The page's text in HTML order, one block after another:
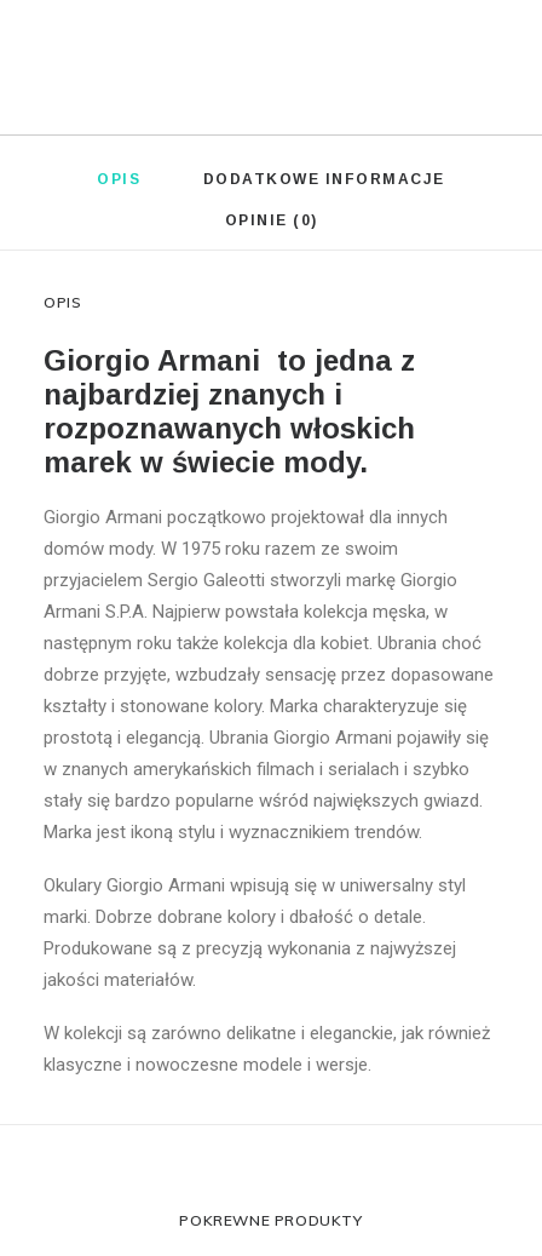
OPIS DODATKOWE INFORMACJE
OPINIE (0)
OPIS
Giorgio Armani to jedna z
najbardziej znanych i
rozpoznawanych włoskich
marek w świecie mody.
Giorgio Armani początkowo projektował dla innych
domów mody. W 1975 roku razem ze swoim
przyjacielem Sergio Galeotti stworzyli markę Giorgio
Armani S.P.A. Najpierw powstała kolekcja męska, w
następnym roku także kolekcja dla kobiet. Ubrania choć
dobrze przyjęte, wzbudzały sensację przez dopasowane
kształty i stonowane kolory. Marka charakteryzuje się
prostotą i elegancją. Ubrania Giorgio Armani pojawiły się
w znanych amerykańskich filmach i serialach i szybko
stały się bardzo popularne wśród największych gwiazd.
Marka jest ikoną stylu i wyznacznikiem trendów.
Okulary Giorgio Armani wpisują się w uniwersalny styl
marki. Dobrze dobrane kolory i dbałość o detale.
Produkowane są z precyzją wykonania z najwyższej
jakości materiałów.
W kolekcji są zarówno delikatne i eleganckie, jak również
klasyczne i nowoczesne modele i wersje.
POKREWNE PRODUKTY